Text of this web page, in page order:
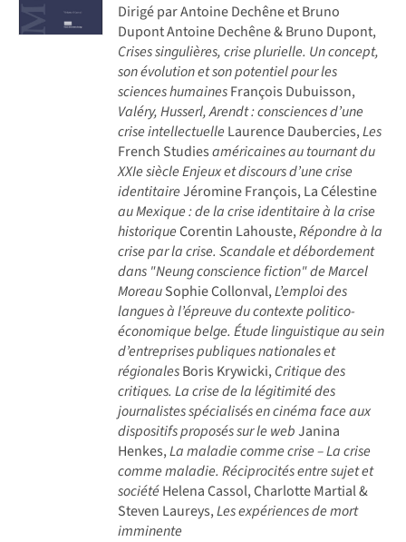
Dirigé par Antoine Dechêne et Bruno
Dupont Antoine Dechêne & Bruno Dupont,
Crises singulières, crise plurielle. Un concept,
son évolution et son potentiel pour les
sciences humainesFrançois Dubuisson,
Valéry, Husserl, Arendt : consciences d’une
crise intellectuelle Laurence Daubercies,Les
French Studiesaméricaines au tournant du
XXIe siècle Enjeux et discours d’une crise
identitaireJéromine François, La Célestine
au Mexique : de la crise identitaire à la crise
historiqueCorentin Lahouste,Répondre à la
crise par la crise. Scandale et débordement
dans "Neung conscience fiction" de Marcel
MoreauSophie Collonval,L’emploi des
langues à l’épreuve du contexte politico-
économique belge. Étude linguistique au sein
d’entreprises publiques nationales et
régionalesBoris Krywicki,Critique des
critiques. La crise de la légitimité des
journalistes spécialisés en cinéma face aux
dispositifs proposés sur le webJanina
Henkes,La maladie comme crise – La crise
comme maladie. Réciprocités entre sujet et
sociétéHelena Cassol, Charlotte Martial &
Steven Laureys,Les expériences de mort
imminente